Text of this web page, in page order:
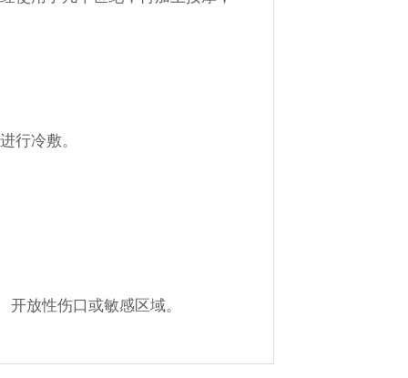
行冷敷。
放性伤口或敏感区域。